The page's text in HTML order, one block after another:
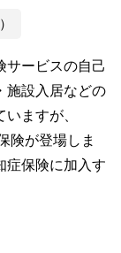
サービスの自己
施設入居などの
ますが、
険が登場しま
症保険に加入す